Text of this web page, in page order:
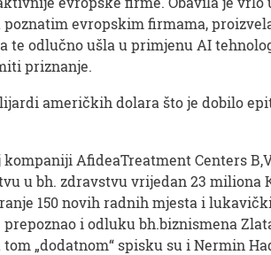
evropskim firmama,
odlučno ušla u primjenu AI
priznanje.
američkih dolara što je dobilo
AfideaTreatment Centers
u bh. zdravstvu vrijedan 23 miliona
150 novih radnih mjesta i
i odluku bh.biznismena
„dodatnom“ spisku su i Nermin